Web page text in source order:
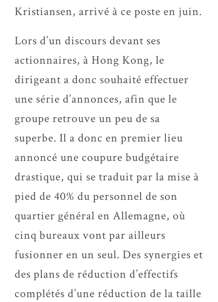
Kristiansen, arrivé à ce poste en juin.
Lors d’un discours devant ses
actionnaires, à Hong Kong, le
dirigeant a donc souhaité effectuer
une série d’annonces, afin que le
groupe retrouve un peu de sa
superbe. Il a donc en premier lieu
annoncé une coupure budgétaire
drastique, qui se traduit par la mise à
pied de 40% du personnel de son
quartier général en Allemagne, où
cinq bureaux vont par ailleurs
fusionner en un seul. Des synergies et
des plans de réduction d’effectifs
complétés d’une réduction de la taille